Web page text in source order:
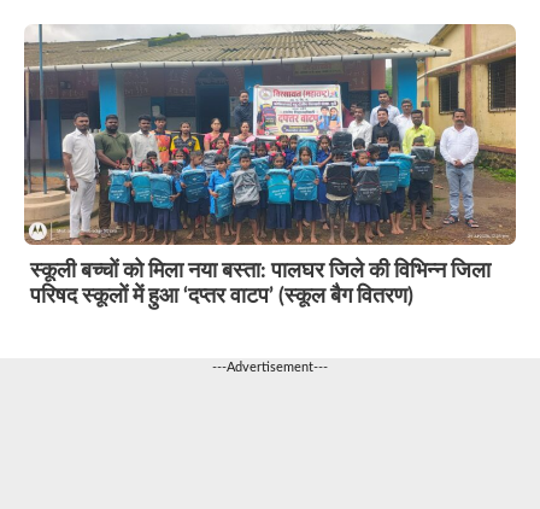
स्कूली बच्चों को मिला नया बस्ता: पालघर जिले की विभिन्न जिला
परिषद स्कूलों में हुआ ‘दप्तर वाटप’ (स्कूल बैग वितरण)
---Advertisement---